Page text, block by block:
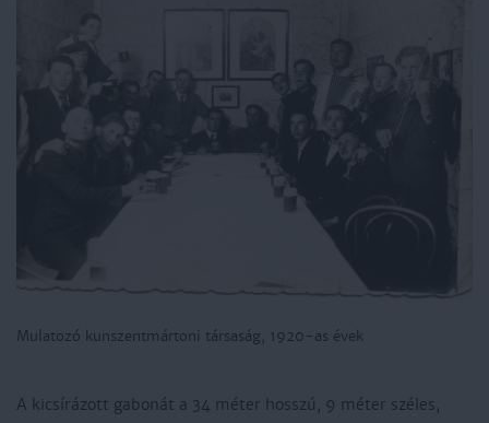
Mulatozó kunszentmártoni társaság, 1920-as évek
A kicsírázott gabonát a 34 méter hosszú, 9 méter széles,